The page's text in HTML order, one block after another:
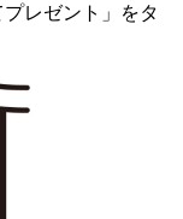
レゼント」をタ